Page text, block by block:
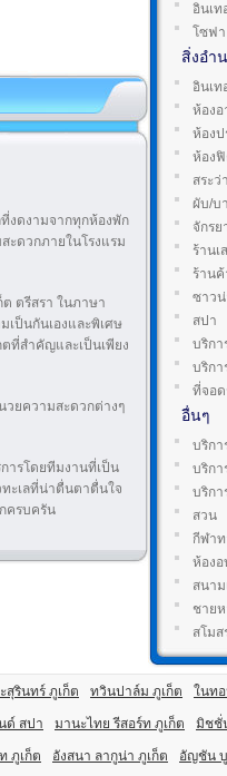
งดงามจากทุกห้องพัก
ะดวกภายในโรงแรม
ตรีสรา ในภาษา
ป็นกันเองและพิเศษ
ที่สำคัญและเป็นเพียง
วยความสะดวกต่างๆ
ารโดยทีมงานที่เป็น
ะเลที่น่าตื่นตาตื่นใจ
ครบครัน
อินเท
โซฟา
สิ่งอำ
อินเท
ห้องอ
ห้องป
ห้อง
สระว่
ผับ/บ
จักรย
ร้านเ
ร้านค้
ซาวน่
สปา
บริก
บริกา
ที่จอด
อื่นๆ
บริกา
บริกา
บริกา
สวน
กีฬา
ห้องอ
สนา
ชาย
สโมส
สุรินทร์ ภูเก็ต ทวินปาล์ม ภูเก็ต ในท
ด์ สปา มานะไทย รีสอร์ท ภูเก็ต มิชชั่
ภูเก็ต อังสนา ลากูน่า ภูเก็ต อัญชัน